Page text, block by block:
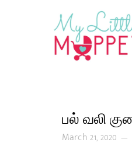
பல் வலி
March 21, 2020